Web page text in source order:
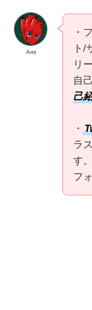
Ami
・
ト
リ
自
己
・
ラ
す。
フ